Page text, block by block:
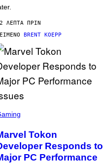
ΛΕΠΤΆ ΠΡΙΝ
BRENT KOEPP
Tokon
Responds to
PC Performance